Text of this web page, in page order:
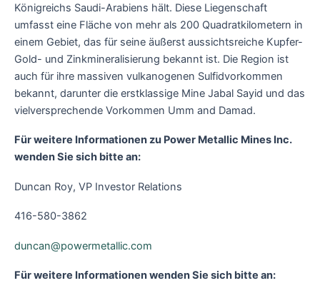
Königreichs Saudi-Arabiens hält. Diese Liegenschaft
umfasst eine Fläche von mehr als 200 Quadratkilometern in
einem Gebiet, das für seine äußerst aussichtsreiche Kupfer-
Gold- und Zinkmineralisierung bekannt ist. Die Region ist
auch für ihre massiven vulkanogenen Sulfidvorkommen
bekannt, darunter die erstklassige Mine Jabal Sayid und das
vielversprechende Vorkommen Umm and Damad.
Für weitere Informationen zu Power Metallic Mines Inc.
wenden Sie sich bitte an:
Duncan Roy, VP Investor Relations
416-580-3862
duncan@powermetallic.com
Für weitere Informationen wenden Sie sich bitte an: